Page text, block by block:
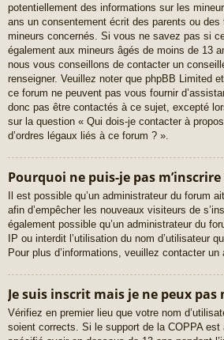
potentiellement des informations sur les
ans un consentement écrit des parents ou des
mineurs concernés. Si vous ne savez pas si
également aux mineurs âgés de moins de 13
nous vous conseillons de contacter un
renseigner. Veuillez noter que phpBB Limited
ce forum ne peuvent pas vous fournir
donc pas être contactés à ce sujet, excepté
sur la question « Qui dois-je contacter à
d’ordres légaux liés à ce forum ? ».
Pourquoi ne puis-je pas m’inscrire
Il est possible qu’un administrateur du forum
afin d’empêcher les nouveaux visiteurs de
également possible qu’un administrateur du
IP ou interdit l’utilisation du nom d’utilisateur
Pour plus d’informations, veuillez contacter un
Je suis inscrit mais je ne peux pas
Vérifiez en premier lieu que votre nom
soient corrects. Si le support de la COPPA